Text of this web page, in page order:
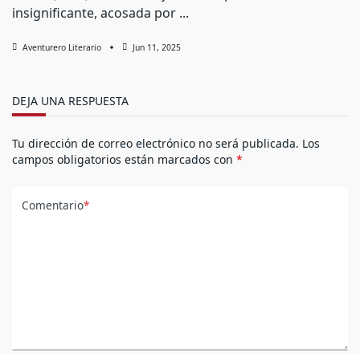
insignificante, acosada por ...
Aventurero Literario Jun 11, 2025
DEJA UNA RESPUESTA
Tu dirección de correo electrónico no será publicada. Los
campos obligatorios están marcados con *
Comentario*